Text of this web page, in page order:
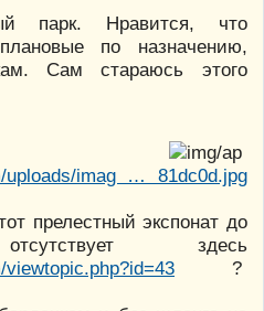
парк. Нравится, что
по назначению,
Сам стараюсь этого
uploads/imag … 81dc0d.jpg
прелестный экспонат до
здесь
?